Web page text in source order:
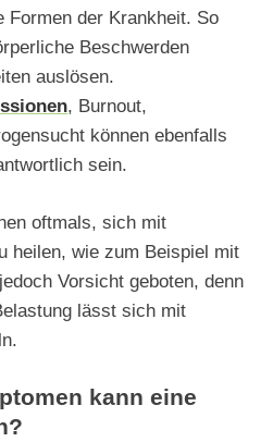
Formen der Krankheit. So
Beschwerden
auslösen.
, Burnout,
können ebenfalls
sein.
oftmals, sich mit
heilen, wie zum Beispiel mit
Vorsicht geboten, denn
lässt sich mit
kann eine